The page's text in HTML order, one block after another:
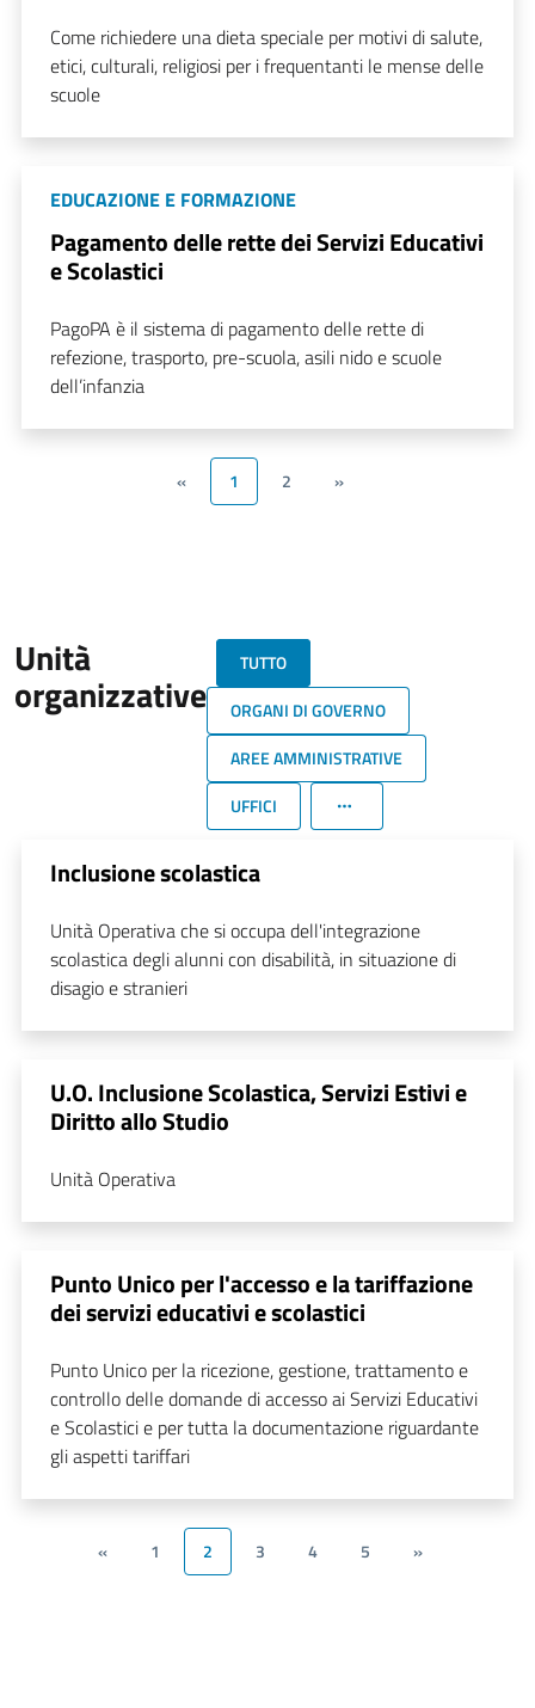
Come richiedere una dieta speciale per motivi di salute,
etici, culturali, religiosi per i frequentanti le mense delle
scuole
EDUCAZIONE E FORMAZIONE
Pagamento delle rette dei Servizi Educativi
e Scolastici
PagoPA è il sistema di pagamento delle rette di
refezione, trasporto, pre-scuola, asili nido e scuole
dell’infanzia
« 1 2 »
Unità
organizzative
TUTTO
ORGANI DI GOVERNO
AREE AMMINISTRATIVE
UFFICI
Inclusione scolastica
Unità Operativa che si occupa dell'integrazione
scolastica degli alunni con disabilità, in situazione di
disagio e stranieri
U.O. Inclusione Scolastica, Servizi Estivi e
Diritto allo Studio
Unità Operativa
Punto Unico per l'accesso e la tariffazione
dei servizi educativi e scolastici
Punto Unico per la ricezione, gestione, trattamento e
controllo delle domande di accesso ai Servizi Educativi
e Scolastici e per tutta la documentazione riguardante
gli aspetti tariffari
« 1 2 3 4 5 »